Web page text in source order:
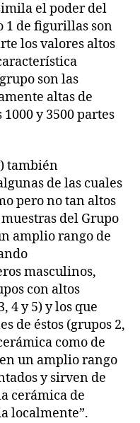
el poder del
1 de figurillas son
los valores altos
son las
altas de
y 3500 partes
también
de las cuales
pero no tan altos
del Grupo
amplio rango de
masculinos,
con altos
4 y 5) y los que
de éstos (grupos 2,
como de
un amplio rango
y sirven de
cerámica de
localmente”.